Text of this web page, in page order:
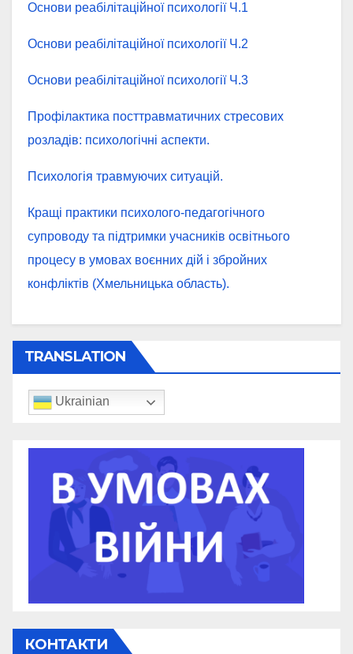
Основи реабілітаційної психології Ч.1
Основи реабілітаційної психології Ч.2
Основи реабілітаційної психології Ч.3
Профілактика посттравматичних стресових
розладів: психологічні аспекти.
Психологія травмуючих ситуацій.
Кращі практики психолого-педагогічного
супроводу та підтримки учасників освітнього
процесу в умовах воєнних дій і збройних
конфліктів (Хмельницька область).
TRANSLATION
Ukrainian
КОНТАКТИ